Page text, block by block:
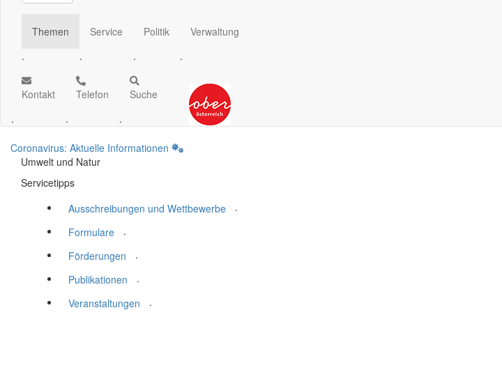
Themen
.
Service
.
Politik
.
Verwaltung
.
Kontakt
.
Telefon
.
Suche
.
Coronavirus: Aktuelle Informationen
Umwelt und Natur
Servicetipps
Ausschreibungen und Wettbewerbe
.
Formulare
.
Förderungen
.
Publikationen
.
Veranstaltungen
.